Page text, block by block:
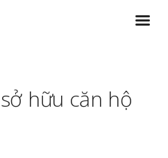
hữu căn hộ